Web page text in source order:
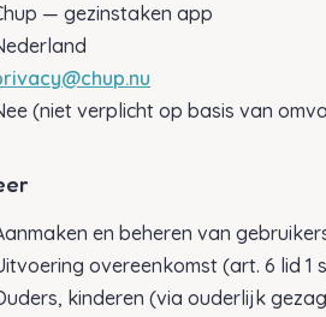
— gezinstaken app
(niet verplicht op basis van
en beheren van
overeenkomst (art. 6 lid 1
kinderen (via ouderlijk